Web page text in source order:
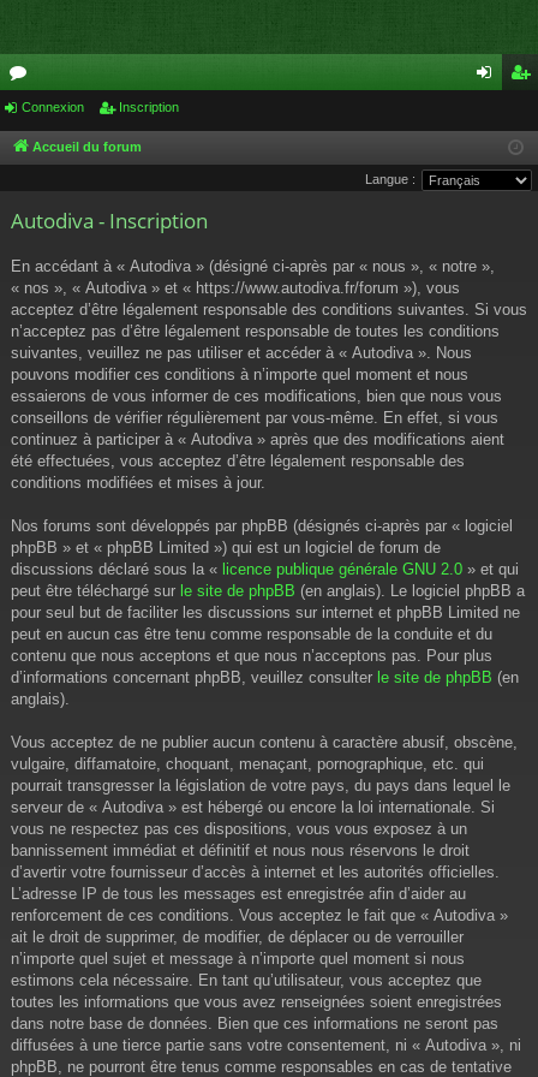
or
u
s
cri
pti
Connexion Inscription
Accueil du forum
Langue :
Autodiva - Inscription
En accédant à « Autodiva » (désigné ci-après par « nous », « notre »,
« nos », « Autodiva » et « https://www.autodiva.fr/forum »), vous
acceptez d’être légalement responsable des conditions suivantes. Si vous
n’acceptez pas d’être légalement responsable de toutes les conditions
suivantes, veuillez ne pas utiliser et accéder à « Autodiva ». Nous
pouvons modifier ces conditions à n’importe quel moment et nous
essaierons de vous informer de ces modifications, bien que nous vous
conseillons de vérifier régulièrement par vous-même. En effet, si vous
continuez à participer à « Autodiva » après que des modifications aient
été effectuées, vous acceptez d’être légalement responsable des
conditions modifiées et mises à jour.
Nos forums sont développés par phpBB (désignés ci-après par « logiciel
phpBB » et « phpBB Limited ») qui est un logiciel de forum de
discussions déclaré sous la « licence publique générale GNU 2.0 » et qui
peut être téléchargé sur le site de phpBB (en anglais). Le logiciel phpBB a
pour seul but de faciliter les discussions sur internet et phpBB Limited ne
peut en aucun cas être tenu comme responsable de la conduite et du
contenu que nous acceptons et que nous n’acceptons pas. Pour plus
d’informations concernant phpBB, veuillez consulter le site de phpBB (en
anglais).
Vous acceptez de ne publier aucun contenu à caractère abusif, obscène,
vulgaire, diffamatoire, choquant, menaçant, pornographique, etc. qui
pourrait transgresser la législation de votre pays, du pays dans lequel le
serveur de « Autodiva » est hébergé ou encore la loi internationale. Si
vous ne respectez pas ces dispositions, vous vous exposez à un
bannissement immédiat et définitif et nous nous réservons le droit
d’avertir votre fournisseur d’accès à internet et les autorités officielles.
L’adresse IP de tous les messages est enregistrée afin d’aider au
renforcement de ces conditions. Vous acceptez le fait que « Autodiva »
ait le droit de supprimer, de modifier, de déplacer ou de verrouiller
n’importe quel sujet et message à n’importe quel moment si nous
estimons cela nécessaire. En tant qu’utilisateur, vous acceptez que
toutes les informations que vous avez renseignées soient enregistrées
dans notre base de données. Bien que ces informations ne seront pas
diffusées à une tierce partie sans votre consentement, ni « Autodiva », ni
phpBB, ne pourront être tenus comme responsables en cas de tentative